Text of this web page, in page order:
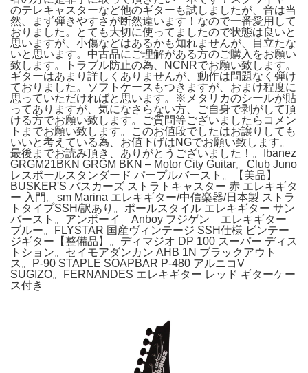
のテレキャスターなど他のギターも試しましたが、音は当
然、まず弾きやすさが断然違います！なので一番愛用して
おりました。とても大切に使ってましたので状態は良いと
思いますが、小傷などはあるかも知れませんが、目立たな
いと思います。中古品にご理解がある方のご購入をお願い
致します。トラブル防止の為、NCNRでお願い致します。
ギターはあまり詳しくありませんが、動作は問題なく弾け
ておりました。ソフトケースもつきますが、おまけ程度に
思っていただければと思います。※メタリカのシールが貼
ってありますが、気になさらない方、ご自身で剥がして頂
ける方でお願い致します。ご質問等ございましたらコメン
トまでお願い致します。このお値段でしたはお譲りしても
いいと考えている為、お値下げはNGでお願い致します。
最後までお読み頂き、ありがとうございました！。Ibanez
GRGM21BKN GRGM BKN – Motor City Guitar。Club Juno
レスポールスタンダード パープルバースト。【美品】
BUSKER'S バスカーズ ストラトキャスター 赤 エレキギタ
ー 入門。sm Marina エレキギター/中信楽器/日本製 ストラ
トタイプSSH/訳あり。ポールスタイル エレキギター サン
バースト。アンボーイ Anboy フジゲン エレキギター
ブルー。FLYSTAR 国産ヴィンテージ SSH仕様 ビンテー
ジギター【整備品】。ディマジオ DP 100 スーパー ディス
トション。セイモアダンカン AHB 1N ブラックアウト
ス。P-90 STAPLE SOAPBAR P-480 アルニコV
SUGIZO。FERNANDES エレキギター レッド ギターケー
ス付き